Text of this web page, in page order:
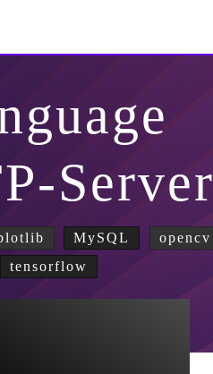
Server
MySQL opencv
tensorflow